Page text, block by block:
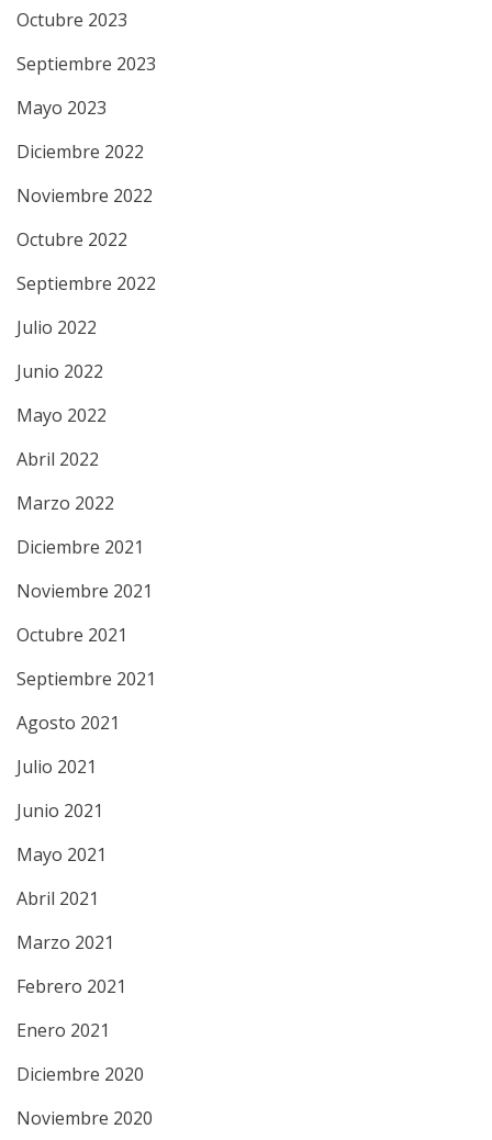
Octubre 2023
Septiembre 2023
Mayo 2023
Diciembre 2022
Noviembre 2022
Octubre 2022
Septiembre 2022
Julio 2022
Junio 2022
Mayo 2022
Abril 2022
Marzo 2022
Diciembre 2021
Noviembre 2021
Octubre 2021
Septiembre 2021
Agosto 2021
Julio 2021
Junio 2021
Mayo 2021
Abril 2021
Marzo 2021
Febrero 2021
Enero 2021
Diciembre 2020
Noviembre 2020